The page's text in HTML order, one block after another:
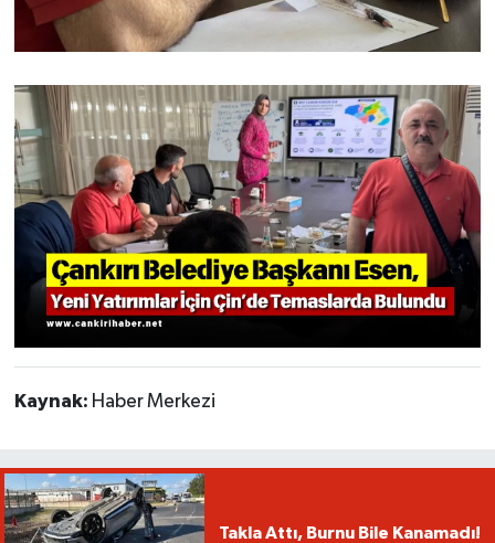
Kaynak: Haber Merkezi
Takla Attı, Burnu Bile Kanamadı!